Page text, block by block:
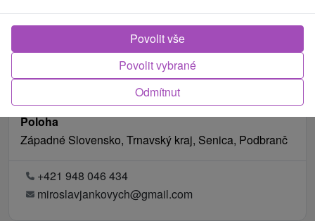
Poloha
Západné Slovensko, Trnavský kraj, Senica, Podbranč
+421 948 046 434
miroslavjankovych@gmail.com
Odmítnut
Povolit vybrané
Povolit vše